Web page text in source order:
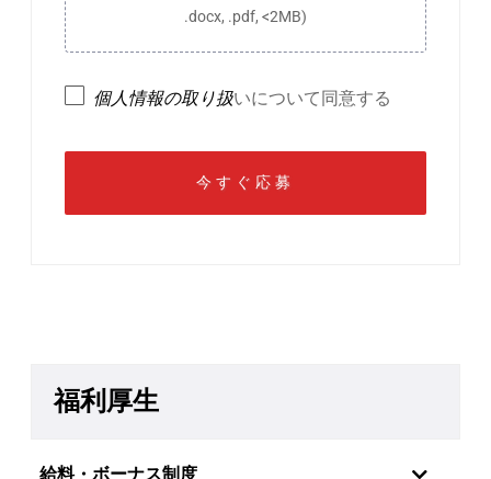
.docx, .pdf, <2MB)
個人情報の取り扱いについて同意する
福利厚生
給料・ボーナス制度